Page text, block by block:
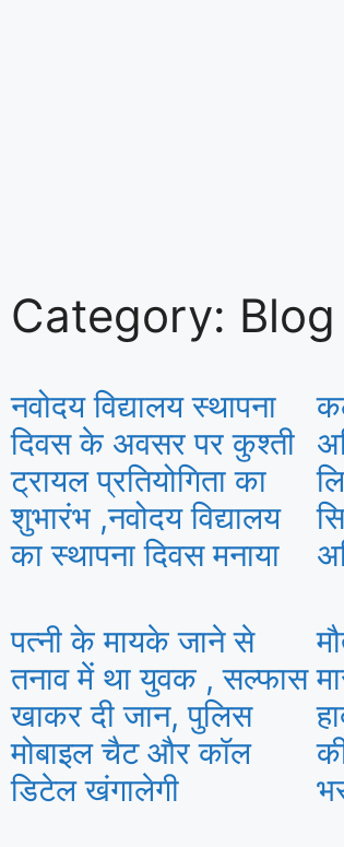
Category: Blog
नवोदय विद्यालय स्थापना
दिवस के अवसर पर कुश्ती
ट्रायल प्रतियोगिता का
शुभारंभ ,नवोदय विद्यालय
का स्थापना दिवस मनाया
पत्नी के मायके जाने से
तनाव में था युवक , सल्फास
खाकर दी जान, पुलिस
मोबाइल चैट और कॉल
डिटेल खंगालेगी